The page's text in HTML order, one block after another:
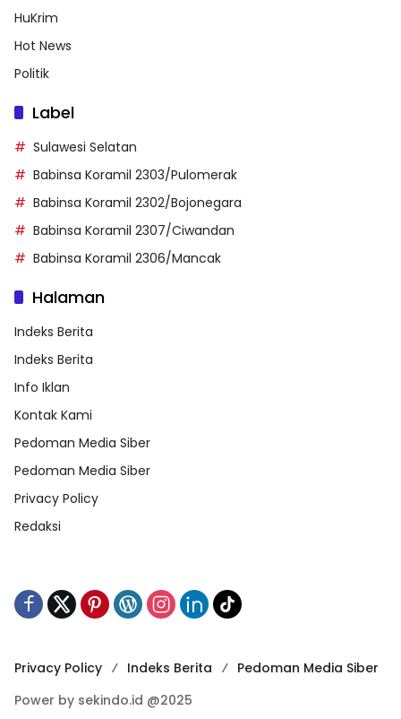
HuKrim
Hot News
Politik
Label
Sulawesi Selatan
Babinsa Koramil 2303/Pulomerak
Babinsa Koramil 2302/Bojonegara
Babinsa Koramil 2307/Ciwandan
Babinsa Koramil 2306/Mancak
Halaman
Indeks Berita
Indeks Berita
Info Iklan
Kontak Kami
Pedoman Media Siber
Pedoman Media Siber
Privacy Policy
Redaksi
Privacy Policy Indeks Berita
Pedoman Media Siber
Power by sekindo.id @2025